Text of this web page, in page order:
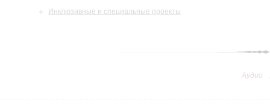
Инклюзивные и специальные проекты
Аудио